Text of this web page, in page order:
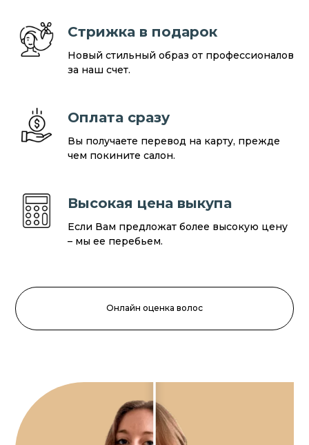
Стрижка в подарок
Новый стильный образ от профессионалов
за наш счет.
Оплата сразу
Вы получаете перевод на карту, прежде
чем покините салон.
Высокая цена выкупа
Если Вам предложат более высокую цену
– мы ее перебьем.
Онлайн оценка волос